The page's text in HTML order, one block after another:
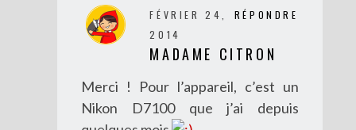
RÉPONDRE
FÉVRIER 24,
2014
MADAME CITRON
Merci ! Pour l’appareil, c’est un
Nikon D7100 que j’ai depuis